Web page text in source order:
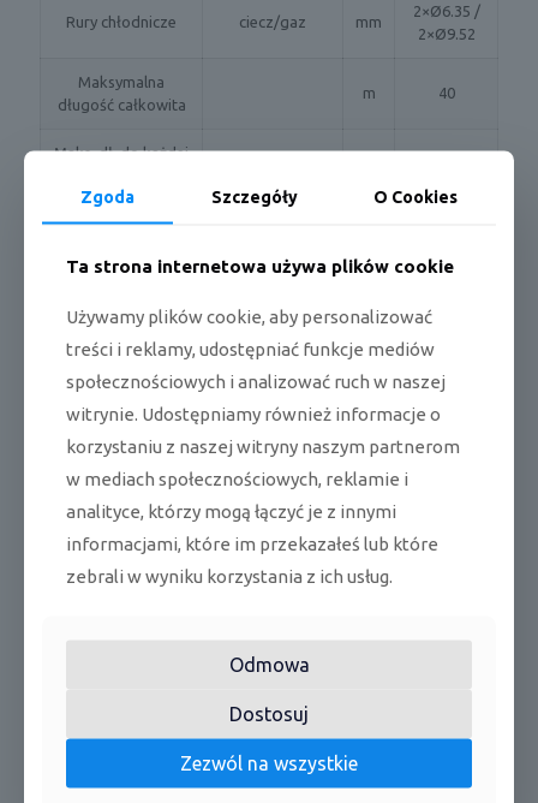
Rury chłodnicze ciecz/gaz mm
2×Ø6.35 /
2×Ø9.52
Maksymalna
długość całkowita
m 40
Maks. dł. do każdej
Maks. różnica
wewnętrzna
elektryczne
Zasilanie
2
3x2,5
Komunikacja
2
4x1,5
Zabeczpieczenie A
Zasilanie
V/f/
Hz
220-
60
Zgoda Szczegóły O Cookies
Ta strona internetowa używa plików cookie
Używamy plików cookie, aby personalizować
treści i reklamy, udostępniać funkcje mediów
społecznościowych i analizować ruch w naszej
witrynie. Udostępniamy również informacje o
korzystaniu z naszej witryny naszym partnerom
w mediach społecznościowych, reklamie i
analityce, którzy mogą łączyć je z innymi
informacjami, które im przekazałeś lub które
zebrali w wyniku korzystania z ich usług.
Odmowa
Dostosuj
Zezwól na wszystkie